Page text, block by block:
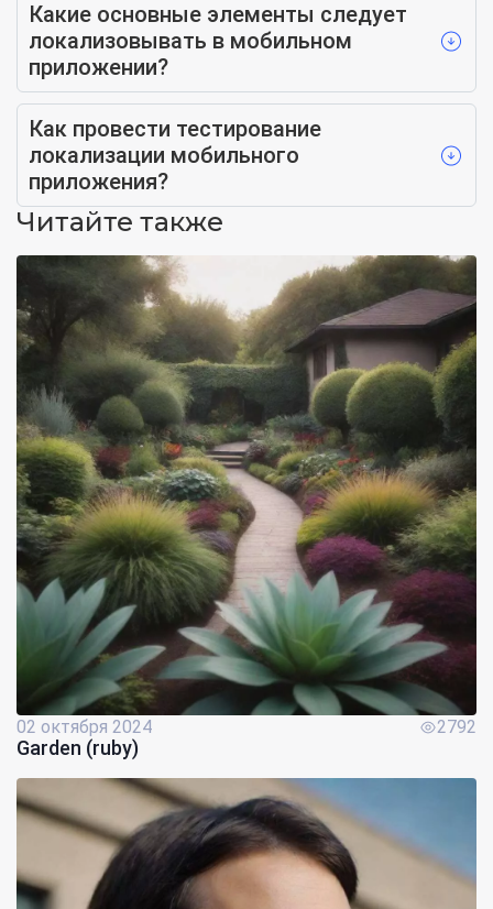
Какие основные элементы следует
локализовывать в мобильном
приложении?
Как провести тестирование
локализации мобильного
приложения?
Читайте также
02 октября 2024 2792
Garden (ruby)